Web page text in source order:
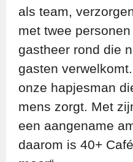
als team,
met twee
gastheer rond die
gasten
onze hapjesman
mens zorgt. Met
een aangename
daarom is 40+